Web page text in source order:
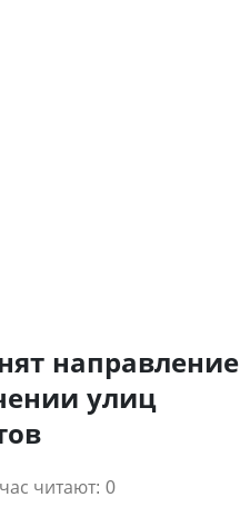
направление
улиц
читают: 0